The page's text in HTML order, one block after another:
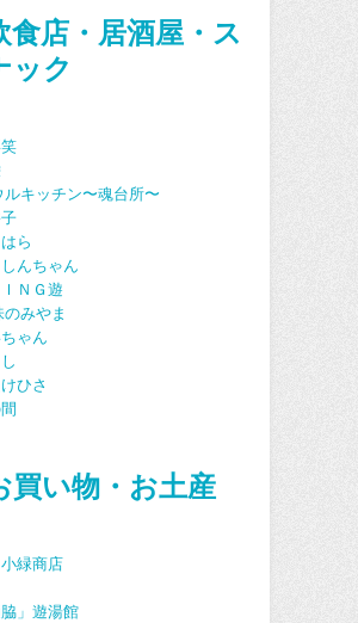
食店・居酒屋・ス
ック
ルキッチン〜魂台所〜
ら
んちゃん
ＮＧ遊
みやま
ゃん
ひさ
買い物・お土産
緑商店
」遊湯館